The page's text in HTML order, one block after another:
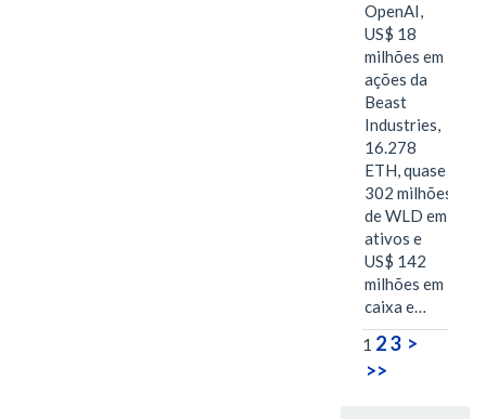
OpenAI,
US$ 18
milhões em
ações da
Beast
Industries,
16.278
ETH, quase
302 milhões
de WLD em
ativos e
US$ 142
milhões em
caixa e…
1 23 >
>>